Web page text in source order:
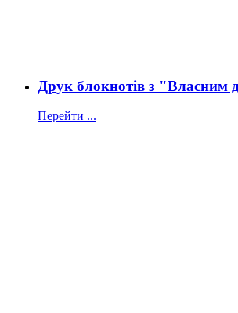
Друк блокнотів з "Власним
Перейти ...